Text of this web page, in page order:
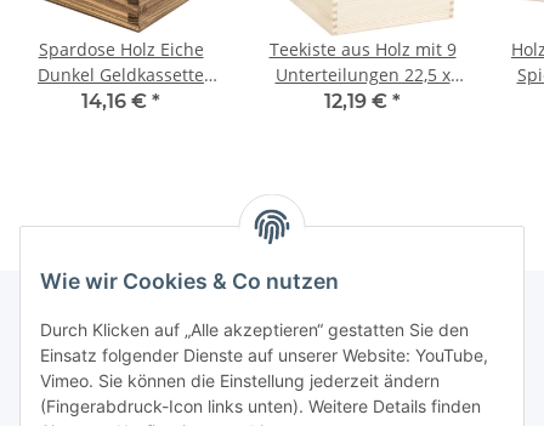
Wie wir Cookies & Co nutzen
Durch Klicken auf „Alle akzeptieren“ gestatten Sie den
Einsatz folgender Dienste auf unserer Website: YouTube,
Vimeo. Sie können die Einstellung jederzeit ändern
(Fingerabdruck-Icon links unten). Weitere Details finden
Spardose Holz Eiche
Dunkel Geldkassette
Holzbox
14,16 € *
Teekiste aus Holz mit 9
Unterteilungen 22,5 x
22,5 x 8 cm
12,19 € *
Informationen